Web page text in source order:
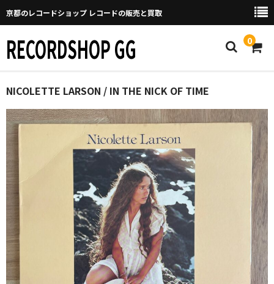
京都のレコードショップ レコードの販売と買取
RECORDSHOP GG 0
Home
マイページ
取り置きなどについて
NICOLETTE LARSON / IN THE NICK OF TIME